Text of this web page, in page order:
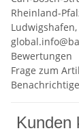
Rheinland-
Bewertungen
Frage zum
Kunden